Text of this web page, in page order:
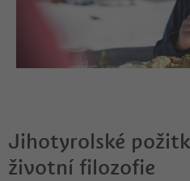
Jihotyrolské
životní filozofie